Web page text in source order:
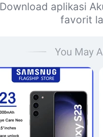
Download aplikasi
favorit